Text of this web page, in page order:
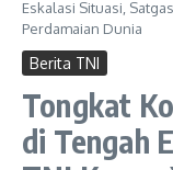
Eskalasi Situasi,
Perdamaian Dunia
Berita TNI
Tongkat
di Tengah